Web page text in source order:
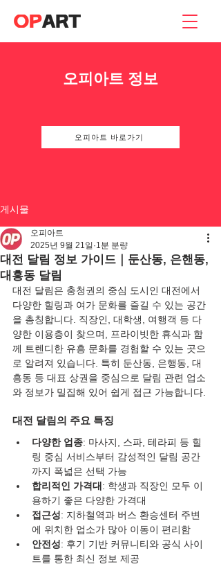
오피아트 정보
오피아트 바로가기
게시물
대전 달림 정보 가이드｜둔산동, 은핸동,
대흥동 달림
오피아트
2025년 9월 21일 1분 분량
대전 달림은 충청권의 중심 도시인 대전에서
다양한 힐링과 여가 문화를 즐길 수 있는 공간
을 총칭합니다. 직장인, 대학생, 여행객 등 다
양한 이용층이 찾으며, 프라이빗한 휴식과 함
께 트렌디한 유흥 문화를 경험할 수 있는 곳으
로 알려져 있습니다. 특히 둔산동, 은행동, 대
흥동 등 대표 상권을 중심으로 달림 관련 업소
와 정보가 밀집해 있어 쉽게 접근 가능합니다.
대전 달림의 주요 특징
다양한 업종: 마사지, 스파, 테라피 등 힐
링 중심 서비스부터 감성적인 달림 공간
까지 폭넓은 선택 가능
합리적인 가격대 : 학생과 직장인 모두 이
용하기 좋은 다양한 가격대
접근성: 지하철역과 버스 환승센터 주변
에 위치한 업소가 많아 이동이 편리함
안전성: 후기 기반 커뮤니티와 공식 사이
트를 통한 최신 정보 제공